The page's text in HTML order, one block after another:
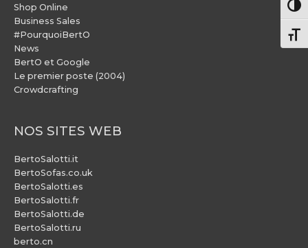
Shop Online
Business Sales
#PourquoiBertO
News
BertO et Google
Le premier poste (2004)
Crowdcrafting
NOS SITES WEB
BertoSalotti.it
BertoSofas.co.uk
BertoSalotti.es
BertoSalotti.fr
BertoSalotti.de
BertoSalotti.ru
berto.cn